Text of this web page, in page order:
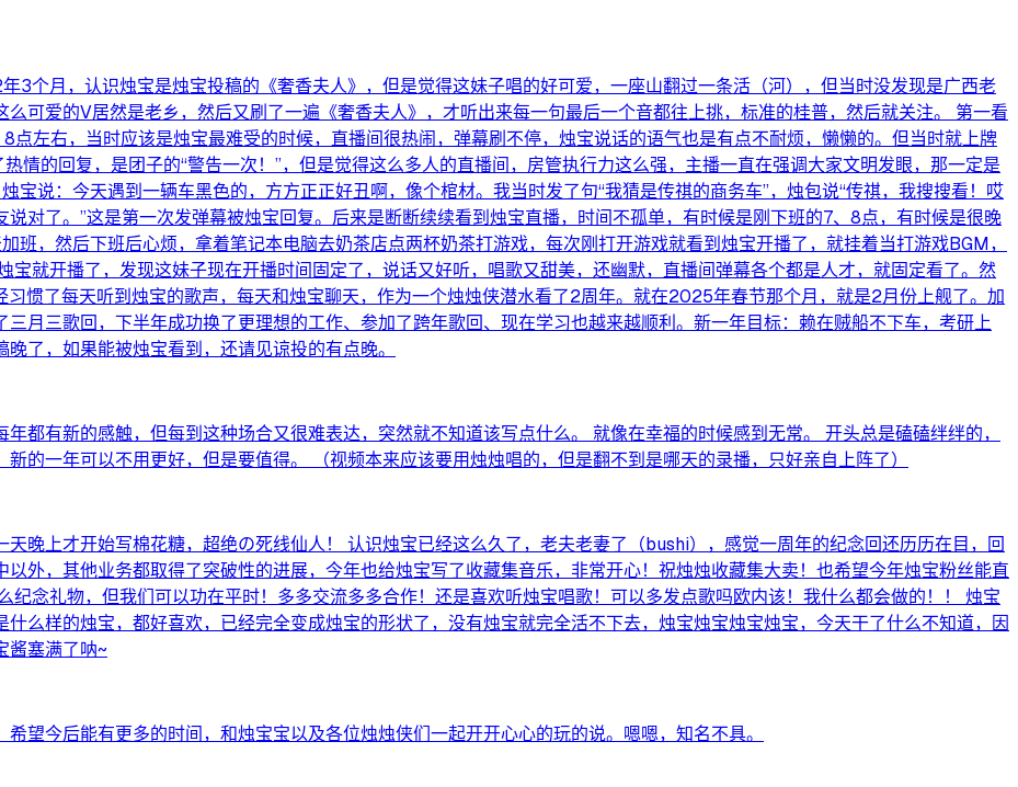
3个月，认识烛宝是烛宝投稿的《奢香夫人》，但是觉得这妹子唱的好可爱，一座山翻过一条活（河），但当时没发现是广西老
可爱的V居然是老乡，然后又刷了一遍《奢香夫人》，才听出来每一句最后一个音都往上挑，标准的桂普，然后就关注。 第一看
左右，当时应该是烛宝最难受的时候，直播间很热闹，弹幕刷不停，烛宝说话的语气也是有点不耐烦，懒懒的。但当时就上牌
情的回复，是团子的“警告一次！”，但是觉得这么多人的直播间，房管执行力这么强，主播一直在强调大家文明发眼，那一定是
说：今天遇到一辆车黑色的，方方正正好丑啊，像个棺材。我当时发了句“我猜是传祺的商务车”，烛包说“传祺，我搜搜看！哎
对了。”这是第一次发弹幕被烛宝回复。后来是断断续续看到烛宝直播，时间不孤单，有时候是刚下班的7、8点，有时候是很晚
班，然后下班后心烦，拿着笔记本电脑去奶茶店点两杯奶茶打游戏，每次刚打开游戏就看到烛宝开播了，就挂着当打游戏BGM，
就开播了，发现这妹子现在开播时间固定了，说话又好听，唱歌又甜美，还幽默，直播间弹幕各个都是人才，就固定看了。然
惯了每天听到烛宝的歌声，每天和烛宝聊天，作为一个烛烛侠潜水看了2周年。就在2025年春节那个月，就是2月份上舰了。加
月三歌回，下半年成功换了更理想的工作、参加了跨年歌回、现在学习也越来越顺利。新一年目标：赖在贼船不下车，考研上
了，如果能被烛宝看到，还请见谅投的有点晚。
都有新的感触，但每到这种场合又很难表达，突然就不知道该写点什么。 就像在幸福的时候感到无常。 开头总是磕磕绊绊的，
的一年可以不用更好，但是要值得。 （视频本来应该要用烛烛唱的，但是翻不到是哪天的录播，只好亲自上阵了）
晚上才开始写棉花糖，超绝の死线仙人！ 认识烛宝已经这么久了，老夫老妻了（bushi），感觉一周年的纪念回还历历在目，回
外，其他业务都取得了突破性的进展，今年也给烛宝写了收藏集音乐，非常开心！祝烛烛收藏集大卖！也希望今年烛宝粉丝能直
念礼物，但我们可以功在平时！多多交流多多合作！还是喜欢听烛宝唱歌！可以多发点歌吗欧内该！我什么都会做的！！ 烛宝
么样的烛宝，都好喜欢，已经完全变成烛宝的形状了，没有烛宝就完全活不下去，烛宝烛宝烛宝烛宝，今天干了什么不知道，因
酱塞满了呐~
望今后能有更多的时间，和烛宝宝以及各位烛烛侠们一起开开心心的玩的说。嗯嗯，知名不具。